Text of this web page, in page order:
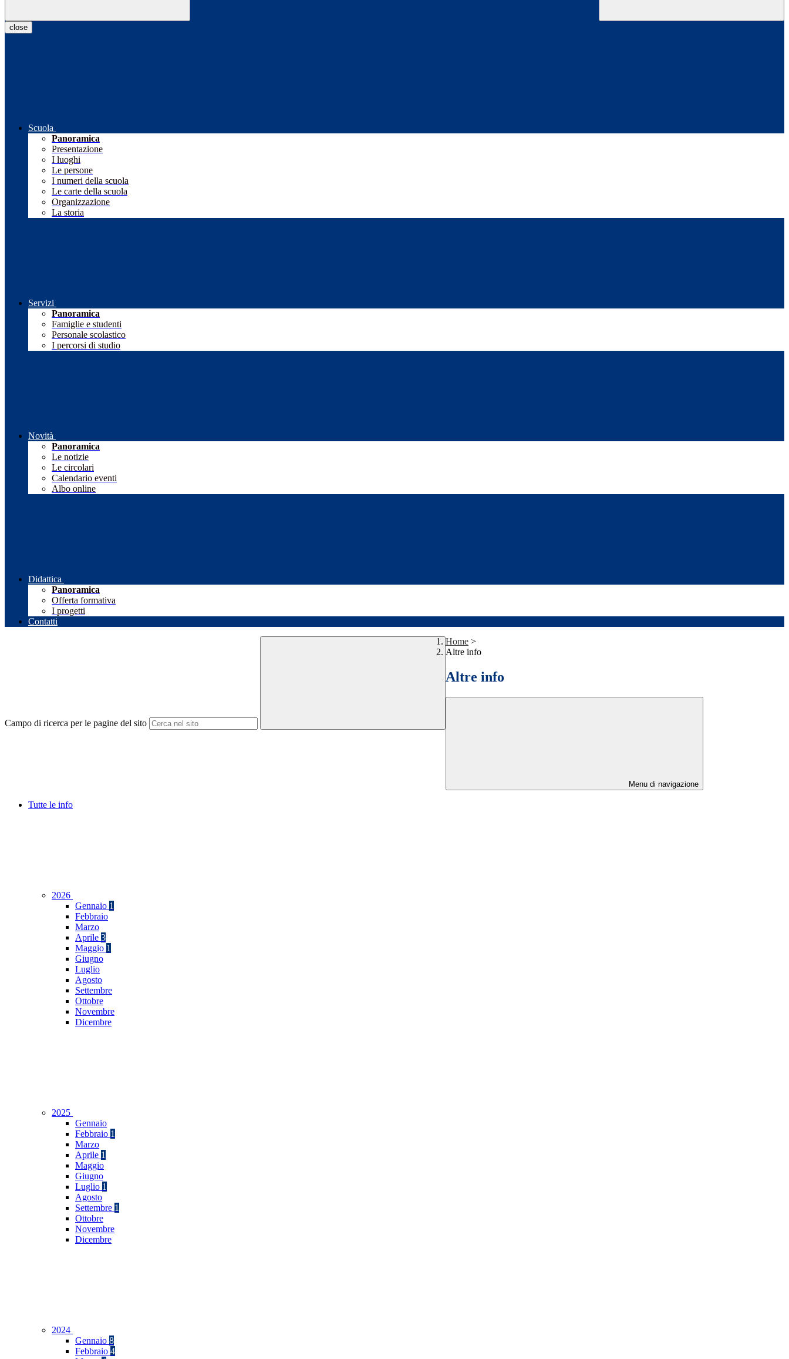
close
Scuola
Panoramica
Presentazione
I luoghi
Le persone
I numeri della scuola
Le carte della scuola
Organizzazione
La storia
Servizi
Panoramica
Famiglie e studenti
Personale scolastico
I percorsi di studio
Novità
Panoramica
Le notizie
Le circolari
Calendario eventi
Albo online
Didattica
Panoramica
Offerta formativa
I progetti
Contatti
Campo di ricerca per le pagine del sito
Home >
Altre info
Altre info
Menu di navigazione
Tutte le info
2026
Gennaio 1
Febbraio
Marzo
Aprile 3
Maggio 1
Giugno
Luglio
Agosto
Settembre
Ottobre
Novembre
Dicembre
2025
Gennaio
Febbraio 1
Marzo
Aprile 1
Maggio
Giugno
Luglio 1
Agosto
Settembre 1
Ottobre
Novembre
Dicembre
2024
Gennaio 8
Febbraio 4